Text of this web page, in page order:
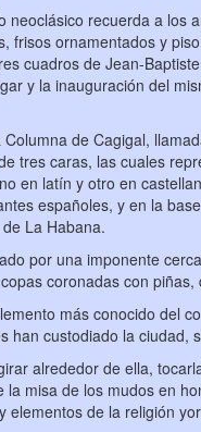
neoclásico recuerda a los
frisos ornamentados y
cuadros de Jean-
y la inauguración del
de Cagigal,
tres caras, las cuales
en latín y otro en
españoles, y en la
La Habana.
por una imponente
coronadas con
más conocido del
han custodiado la ciudad,
alrededor de ella,
la misa de los mudos en
elementos de la religión